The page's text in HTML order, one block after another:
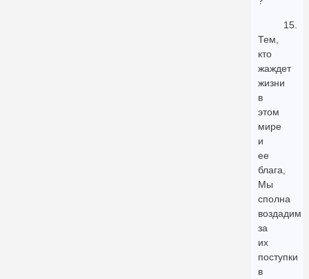
15.
Тем,
кто
жаждет
жизни
в
этом
мире
и
ее
блага,
Мы
сполна
воздадим
за
их
поступки
в